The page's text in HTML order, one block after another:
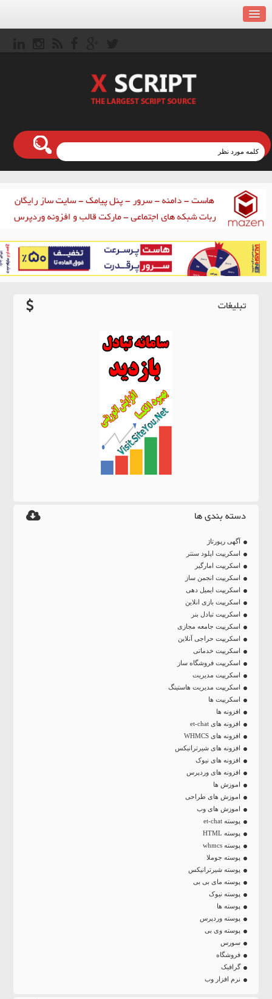
تبلیغات
دسته بندی ها
آگهی رپورتاژ
اسکریپت اپلود سنتر
اسکریپت امارگیر
اسکریپت انجمن ساز
اسکریپت ایمیل دهی
اسکریپت بازی انلاین
اسکریپت تبادل بنر
اسکریپت جامعه مجازی
اسکریپت حراجی آنلاین
اسکریپت خدماتی
اسکریپت فروشگاه ساز
اسکریپت مدیریت
اسکریپت مدیریت هاستینگ
اسکریپت ها
افزونه ها
افزونه های et-chat
افزونه های WHMCS
افزونه های شیرترانیکس
افزونه های نیوک
افزونه های وردپرس
اموزش ها
اموزش های طراحی
اموزش های وب
پوسته et-chat
پوسته HTML
پوسته whmcs
پوسته جوملا
پوسته شیرترانیکس
پوسته مای بی بی
پوسته نیوک
پوسته ها
پوسته وردپرس
پوسته وی بی
سورس
فروشگاه
گرافیک
نرم افزار وب